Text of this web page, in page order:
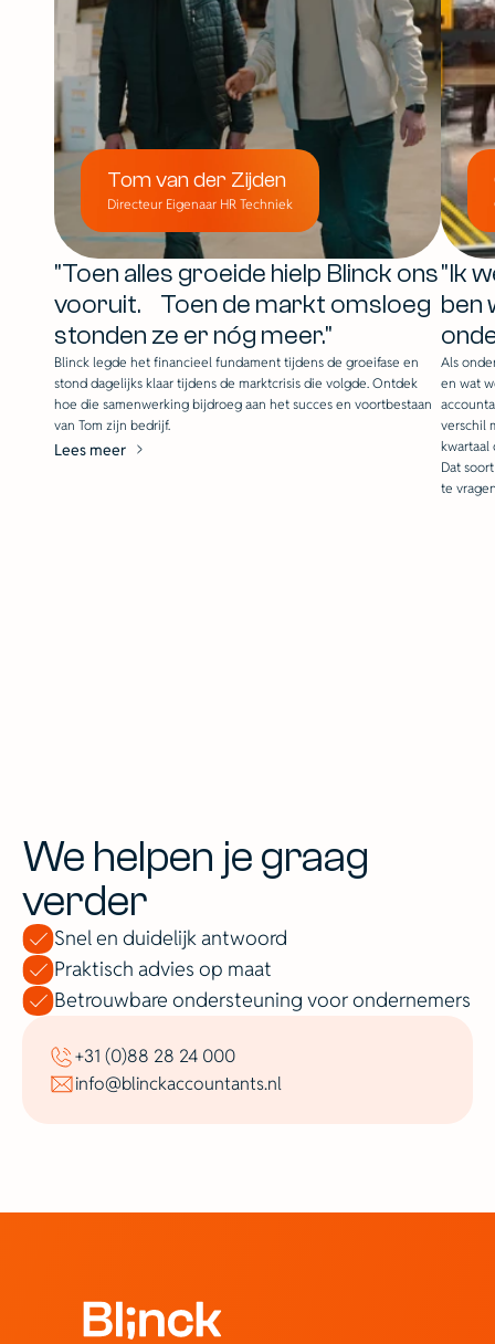
Tom van der Zijden
Directeur Eigenaar HR Techniek
"Toen alles groeide hielp Blinck ons
vooruit. Toen de markt omsloeg
stonden ze er nóg meer."
Blinck legde het financieel fundament tijdens de groeifase en
stond dagelijks klaar tijdens de marktcrisis die volgde. Ontdek
hoe die samenwerking bijdroeg aan het succes en voortbestaan
van Tom zijn bedrijf.
Lees meer
"Ik
ben
Als
en wat
verschil
kwartaal
Dat
te
We helpen je graag
verder
Snel en duidelijk antwoord
Praktisch advies op maat
Betrouwbare ondersteuning voor ondernemers
+31 (0)88 28 24 000
info@blinckaccountants.nl